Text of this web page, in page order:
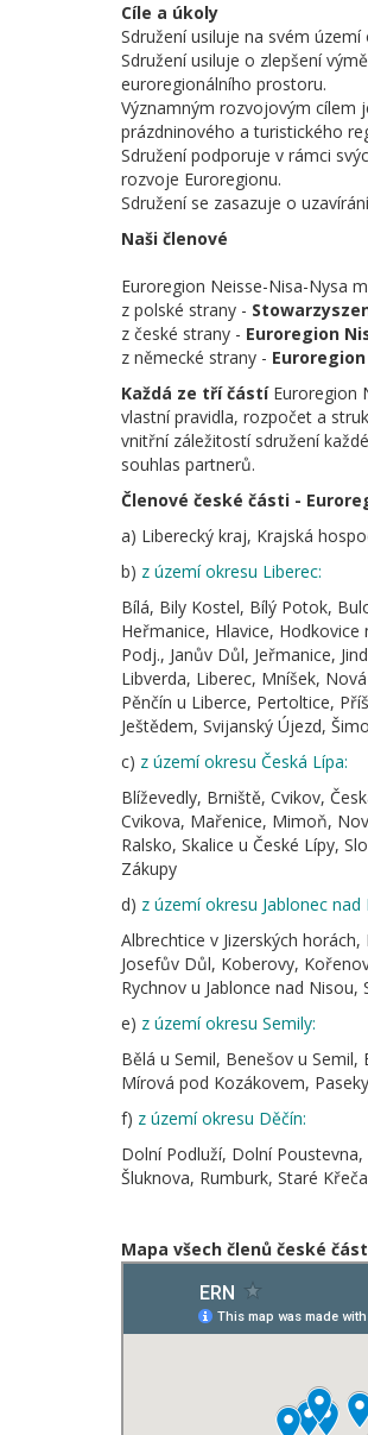
Cíle a úkoly
Sdružení usiluje na svém
Sdružení usiluje o zlepšení
euroregionálního prostoru.
Významným rozvojovým cílem
prázdninového a turistického
Sdružení podporuje v rámci
rozvoje Euroregionu.
Sdružení se zasazuje o
Naši členové
Euroregion Neisse-Nisa-Nysa
z polské strany -
z české strany - Euroregion
z německé strany -
Každá ze tří částí Euroregion
vlastní pravidla, rozpočet a
vnitřní záležitostí sdružení
souhlas partnerů.
Členové české části -
a) Liberecký kraj, Krajská
b) z území okresu Liberec:
Bílá, Bily Kostel, Bílý Potok,
Heřmanice, Hlavice,
Podj., Janův Důl, Jeřmanice,
Libverda, Liberec, Mníšek,
Pěnčín u Liberce, Pertoltice,
Ještědem, Svijanský Újezd,
c) z území okresu Česká Lípa:
Blíževedly, Brniště, Cvikov,
Cvikova, Mařenice, Mimoň,
Ralsko, Skalice u České Lípy,
Zákupy
d) z území okresu Jablonec nad
Albrechtice v Jizerských
Josefův Důl, Koberovy,
Rychnov u Jablonce nad
e) z území okresu Semily:
Bělá u Semil, Benešov u
Mírová pod Kozákovem,
f) z území okresu Děčín:
Dolní Podluží, Dolní
Šluknova, Rumburk, Staré
Mapa všech členů české